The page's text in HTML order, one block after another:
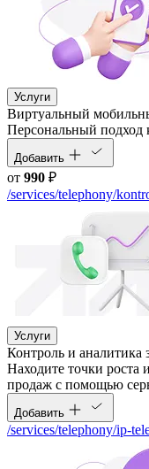
Услуги
Виртуальный
Персональный подход
Добавить
от 990 ₽
/services/telephony/
Услуги
Контроль и аналитика
Находите точки роста
продаж с помощью
Добавить
/services/telephony/ip-